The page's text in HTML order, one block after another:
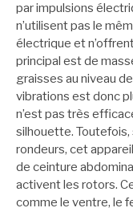
par impulsions
n’utilisent pas le
électrique et
principal est de
graisses au niveau
vibrations est donc
n’est pas très
silhouette. Toutefois,
rondeurs, cet
de ceinture
activent les rotors.
comme le ventre, le